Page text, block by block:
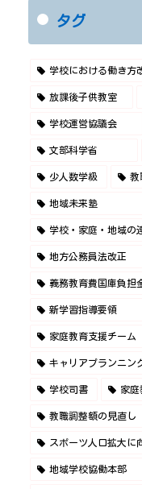
タグ
学校における働き方
放課後子供教室
学校運営協議会
文部科学省
少人数学級 教
地域未来塾
学校・家庭・地域の
地方公務員法改正
義務教育費国庫負担
新学習指導要領
家庭教育支援チーム
キャリアプランニン
学校司書 家庭
教職調整額の見直し
スポーツ人口拡大に
地域学校協働本部